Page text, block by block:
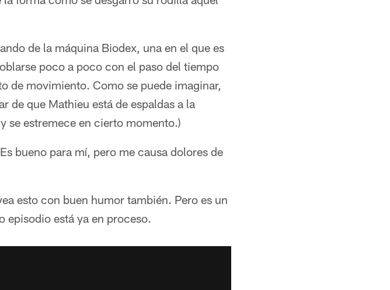
de la máquina Biodex, una en el que es
poco a poco con el paso del tiempo
de movimiento. Como se puede imaginar,
de que Mathieu está de espaldas a la
se estremece en cierto momento.)
bueno para mí, pero me causa dolores de
esto con buen humor también. Pero es un
episodio está ya en proceso.